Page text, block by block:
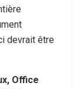
devrait être
Office